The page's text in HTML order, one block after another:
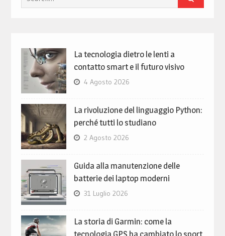
for:
La tecnologia dietro le lenti a
contatto smart e il futuro visivo
4 Agosto 2026
La rivoluzione del linguaggio Python:
perché tutti lo studiano
2 Agosto 2026
Guida alla manutenzione delle
batterie dei laptop moderni
31 Luglio 2026
La storia di Garmin: come la
tecnologia GPS ha cambiato lo sport